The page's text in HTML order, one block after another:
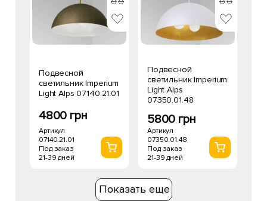
Подвесной
светильник Imperium
Light Alps 07140.21.01
4800 грн
Артикул
07140.21.01
Под заказ
21-39 дней
Подвесной
светильник Imperium
Light Alps
07350.01.48
5800 грн
Артикул
07350.01.48
Под заказ
21-39 дней
Показать еще